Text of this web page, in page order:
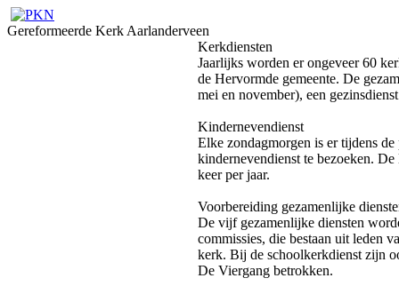
Gereformeerde Kerk Aarlanderveen
Kerkdiensten
Jaarlijks worden er ongeveer 60
de Hervormde gemeente. De
mei en november), een
Kindernevendienst
Elke zondagmorgen is er tijdens
kindernevendienst te bezoeken.
keer per jaar.
Voorbereiding gezamenlijke
De vijf gezamenlijke diensten
commissies, die bestaan uit leden
kerk. Bij de schoolkerkdienst zijn
De Viergang betrokken.